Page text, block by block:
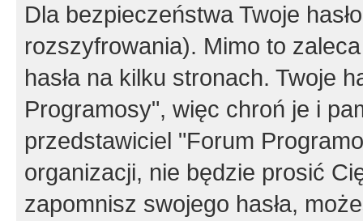
Dla bezpieczeństwa Twoje
rozszyfrowania). Mimo to
hasła na kilku stronach. Twoje
Programosy", więc chroń je i
przedstawiciel "Forum
organizacji, nie będzie prosić
zapomnisz swojego hasła,